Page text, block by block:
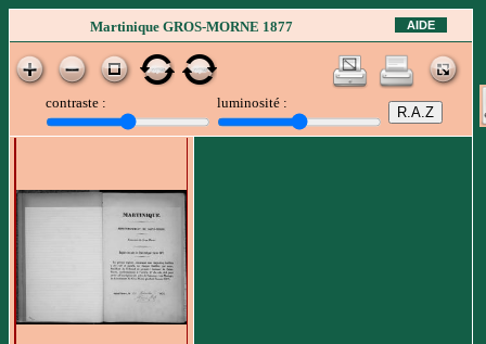
AIDE
Martinique GROS-MORNE 1877
contraste : luminosité :